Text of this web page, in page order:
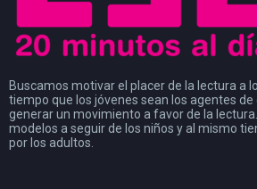
Buscamos motivar el placer de la lectura a
tiempo que los jóvenes sean los agentes
generar un movimiento a favor de la
modelos a seguir de los niños y al mismo
por los adultos.